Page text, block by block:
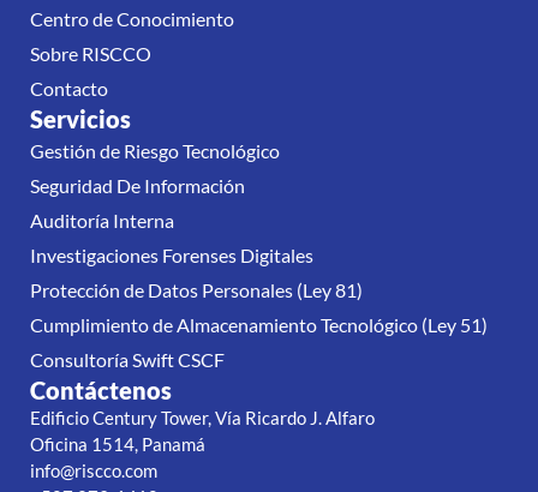
Centro de Conocimiento
Sobre RISCCO
Contacto
Servicios
Gestión de Riesgo Tecnológico
Seguridad De Información
Auditoría Interna
Investigaciones Forenses Digitales
Protección de Datos Personales (Ley 81)
Cumplimiento de Almacenamiento Tecnológico (Ley 51)
Consultoría Swift CSCF
Contáctenos
Edificio Century Tower, Vía Ricardo J. Alfaro
Oficina 1514, Panamá
info@riscco.com